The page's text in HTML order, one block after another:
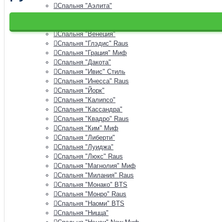
Спальня "Аэлита"
Спальня "Венеция"
Спальня "Глэдис" Raus
Спальня "Грация" Миф
Спальня "Дакота"
Спальня "Ивис" Стиль
Спальня "Инесса" Raus
Спальня "Йорк"
Спальня "Калипсо"
Спальня "Кассандра"
Спальня "Квадро" Raus
Спальня "Ким" Миф
Спальня "Либерти"
Спальня "Луиджа"
Спальня "Люкс" Raus
Спальня "Магнолия" Миф
Спальня "Милания" Raus
Спальня "Монако" BTS
Спальня "Монро" Raus
Спальня "Наоми" BTS
Спальня "Ницца"